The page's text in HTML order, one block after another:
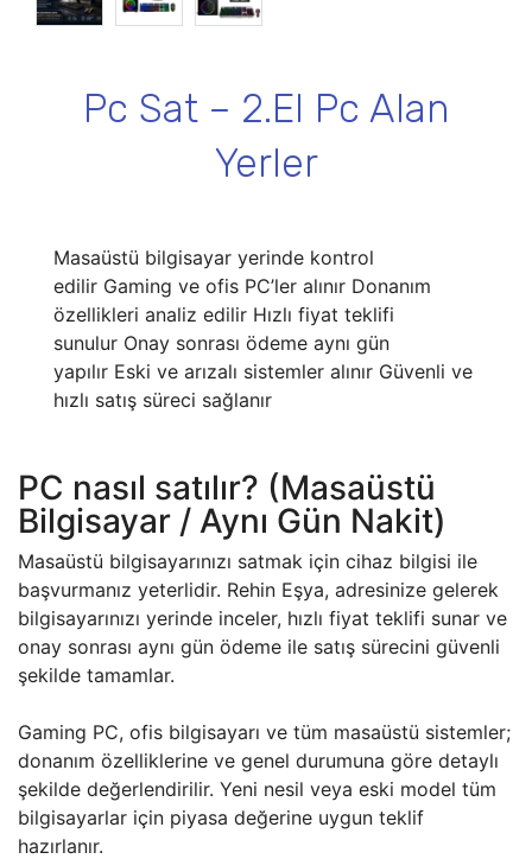
Pc Sat – 2.El Pc Alan
Yerler
Masaüstü bilgisayar yerinde kontrol
edilir Gaming ve ofis PC’ler alınır Donanım
özellikleri analiz edilir Hızlı fiyat teklifi
sunulur Onay sonrası ödeme aynı gün
yapılır Eski ve arızalı sistemler alınır Güvenli ve
hızlı satış süreci sağlanır
PC nasıl satılır? (Masaüstü
Bilgisayar / Aynı Gün Nakit)
Masaüstü bilgisayarınızı satmak için cihaz bilgisi ile
başvurmanız yeterlidir. Rehin Eşya, adresinize gelerek
bilgisayarınızı yerinde inceler, hızlı fiyat teklifi sunar ve
onay sonrası aynı gün ödeme ile satış sürecini güvenli
şekilde tamamlar.
Gaming PC, ofis bilgisayarı ve tüm masaüstü sistemler;
donanım özelliklerine ve genel durumuna göre detaylı
şekilde değerlendirilir. Yeni nesil veya eski model tüm
bilgisayarlar için piyasa değerine uygun teklif
hazırlanır.